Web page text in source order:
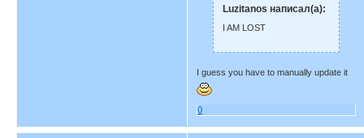
Luzitanos написал(а):
I AM LOST
I guess you have to manually update it
0